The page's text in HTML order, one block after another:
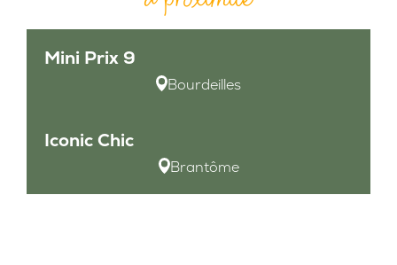
Mini Prix 9
Bourdeilles
Iconic Chic
Brantôme